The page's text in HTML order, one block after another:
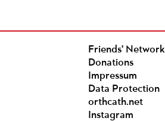
Friends' Network
Donations
Impressum
Data Protection
orthcath.net
Instagram